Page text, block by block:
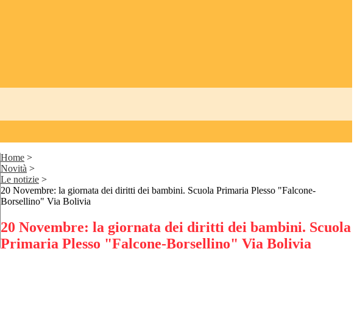
Home >
Novità >
Le notizie >
20 Novembre: la giornata dei diritti dei bambini. Scuola Primaria Plesso "Falcone-
Borsellino" Via Bolivia
20 Novembre: la giornata dei diritti dei bambini. Scuola
Primaria Plesso "Falcone-Borsellino" Via Bolivia